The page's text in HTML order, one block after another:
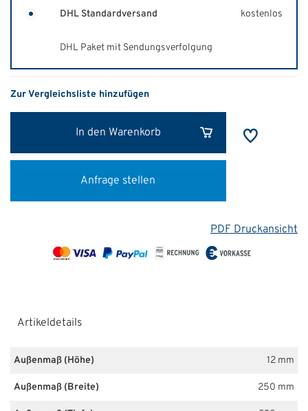
DHL Standardversand kostenlos
DHL Paket mit Sendungsverfolgung
Zur Vergleichsliste hinzufügen
In den Warenkorb
Anfrage stellen
PDF Druckansicht
Artikeldetails
Außenmaß (Höhe) 12 mm
Außenmaß (Breite) 250 mm